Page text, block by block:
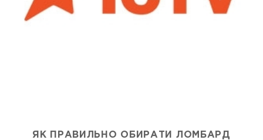
ЯК ПРАВИЛЬНО ОБИРАТИ ЛОМБАРД